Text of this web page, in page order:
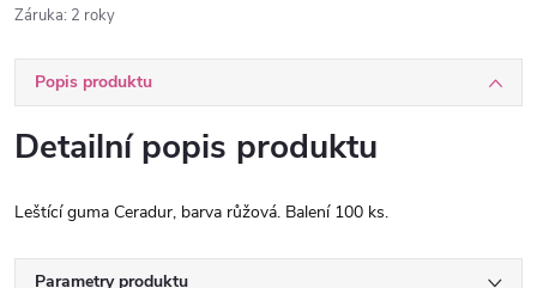
Záruka: 2 roky
Popis produktu
Detailní popis produktu
Leštící guma Ceradur, barva růžová. Balení 100 ks.
Parametry produktu